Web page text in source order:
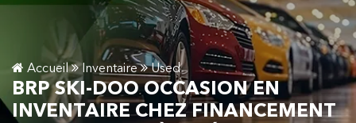
Accueil Inventaire Used
BRP SKI-DOO OCCASION EN
INVENTAIRE CHEZ FINANCEMENT